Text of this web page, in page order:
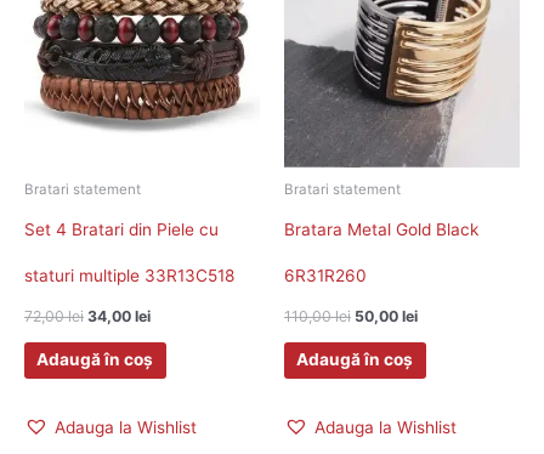
Bratari statement
Set 4 Bratari din Piele cu
staturi multiple 33R13C518
72,00lei
72,00 lei.
34,00 lei
Adaugă în coș
Adauga la Wishlist
Bratari statement
Bratara Metal Gold Black
6R31R260
110,00lei
110,00 lei.
50,00 lei
Adaugă în coș
Adauga la Wishlist